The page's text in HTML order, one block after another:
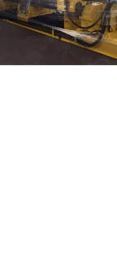
типы